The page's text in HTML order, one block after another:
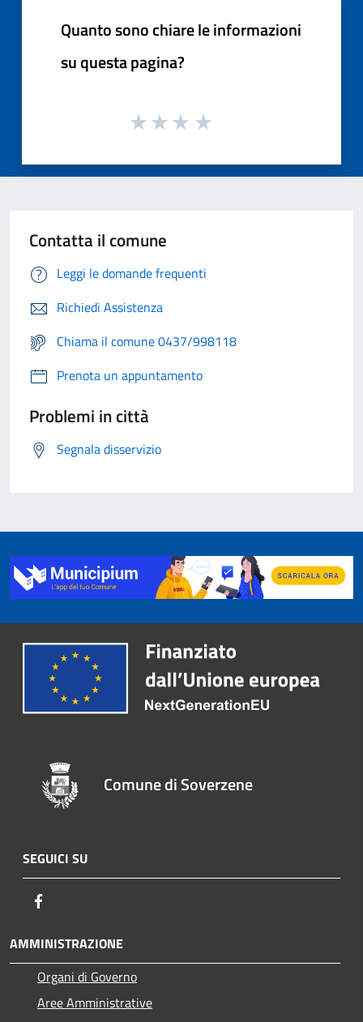
Quanto sono chiare le informazioni
su questa pagina?
Contatta il comune
Leggi le domande frequenti
Richiedi Assistenza
Chiama il comune 0437/998118
Prenota un appuntamento
Problemi in città
Segnala disservizio
Comune di Soverzene
SEGUICI SU
AMMINISTRAZIONE
Organi di Governo
Aree Amministrative